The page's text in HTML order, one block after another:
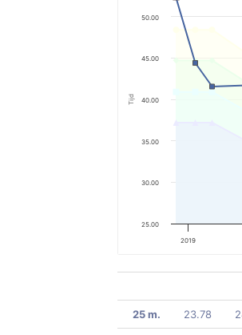
Tijd
2019
25.00
30.00
35.00
40.00
45.00
50.00
25 m. 23.78